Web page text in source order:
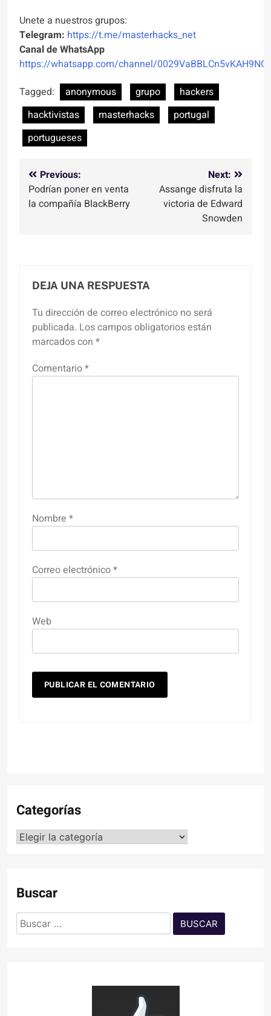
Unete a nuestros grupos:
Telegram: https://t.me/masterhacks_net
Canal de WhatsApp
https://whatsapp.com/channel/
Tagged:
anonymous grupo
hackers
hacktivistas
masterhacks
portugal
portugueses
Navegación
de
Previous:
Podrían poner en venta
la compañía BlackBerry
Next:
Assange disfruta la
victoria de Edward
Snowden
DEJA UNA RESPUESTA
Tu dirección de correo electrónico no será
publicada. Los campos obligatorios están
marcados con *
Comentario*
Nombre *
Correo electrónico*
Web
Categorías
Categorías
Buscar
Buscar: